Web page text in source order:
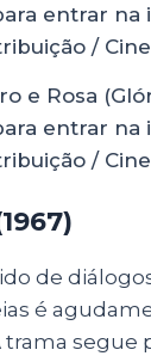
e Rosa
entrar na
/
de
é
trama segue